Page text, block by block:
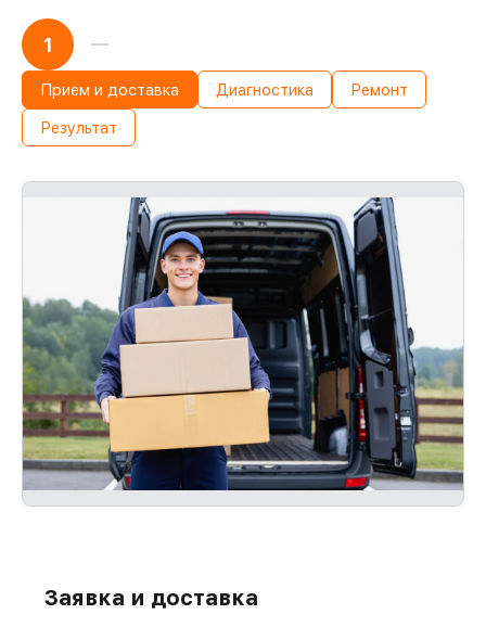
1
Прием и доставка Диагностика Ремонт
Результат
Заявка и доставка